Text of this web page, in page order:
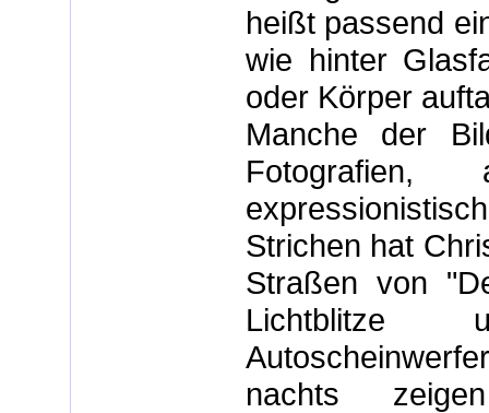
heißt passend
wie hinter
oder Körper
Manche der
Strichen hat
Straßen von
Lichtblitze
nachts